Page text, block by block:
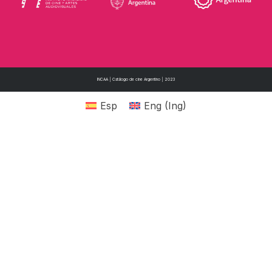
INCAA | Catálogo de cine Argentino | 2023
Esp Eng (Ing)